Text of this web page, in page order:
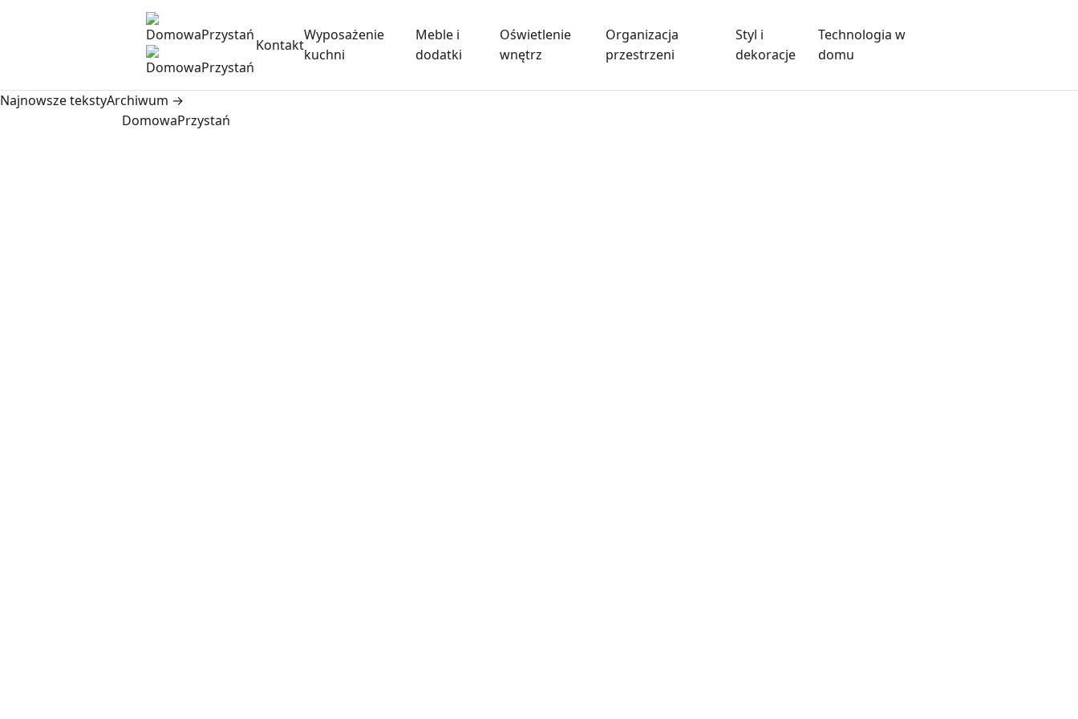
Kontakt
Wyposażenie
kuchni
Meble i
dodatki
Oświetlenie
wnętrz
Organizacja
przestrzeni
Styl i
dekoracje
Technologia w
domu
Najnowsze tekstyArchiwum →
DomowaPrzystań